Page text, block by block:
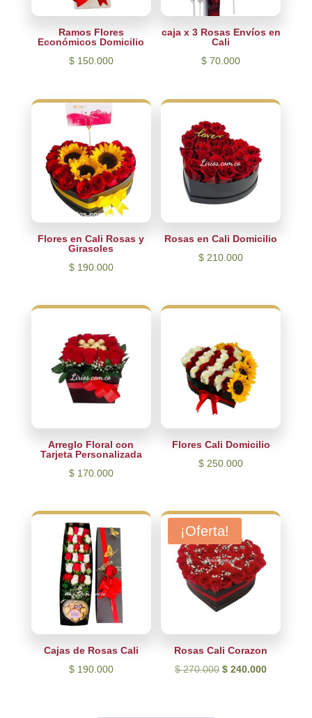
Ramos Flores
Económicos Domicilio
$150.000
caja x 3 Rosas Envíos en
Cali
$ 70.000
Flores en Cali Rosas y
Girasoles
$190.000
Rosas en Cali Domicilio
$ 210.000
Arreglo Floral con
Tarjeta Personalizada
$170.000
Flores Cali Domicilio
$ 250.000
Cajas de Rosas Cali
$190.000
¡Oferta!
Rosas Cali Corazon
$270.000 El
$ 240.000El